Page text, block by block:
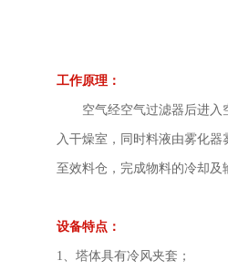
工作原理：
空气经空气过滤器后进入
入干燥室，同时料液由雾化
至效料仓，完成物料的冷却
设备特点：
1、塔体具有冷风夹套；